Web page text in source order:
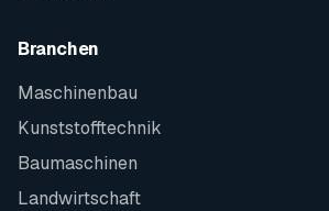
Branchen
Maschinenbau
Kunststofftechnik
Baumaschinen
Landwirtschaft